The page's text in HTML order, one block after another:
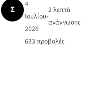
Σ
4
Ιουλίου
2026
•
2 λεπτά
ανάγνωσης
633 προβολές